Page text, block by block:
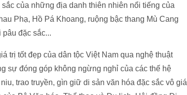
của những địa danh thiên nhiên nổi tiếng của
Phạ, Hồ Pá Khoang, ruộng bậc thang Mù Cang
đặc sắc...
trị tốt đẹp của dân tộc Việt Nam qua nghệ thuật
sự đóng góp không ngừng nghỉ của các thế hệ
trao truyền, gìn giữ di sản văn hóa đặc sắc vô giá